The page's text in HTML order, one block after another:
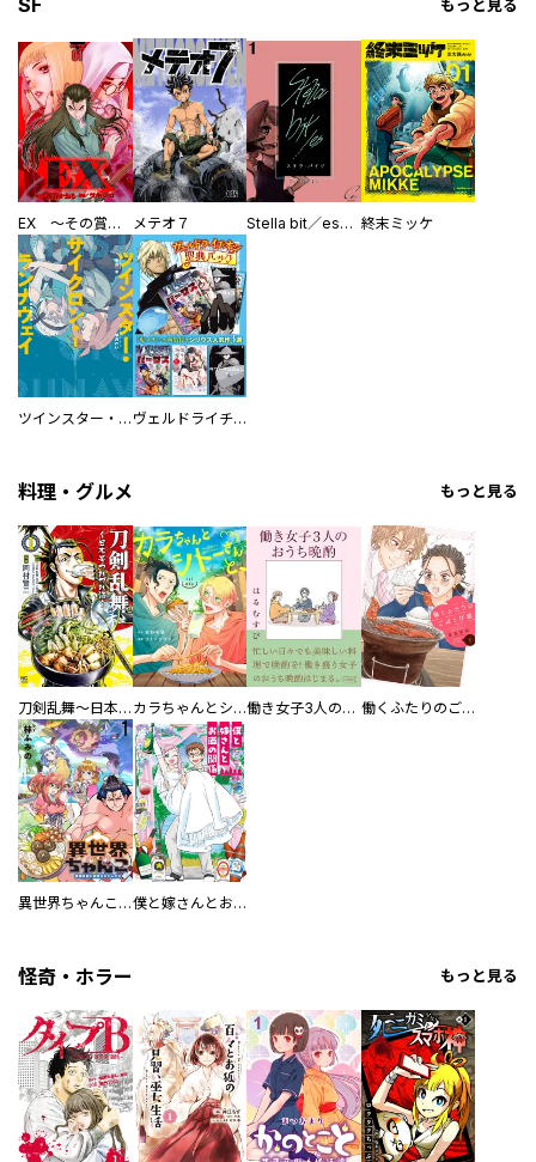
SF もっと見る
EX ～その賞金稼ぎは、世界の出口を探す～【単行本版】 メテオ７ Stella bit／es【単話版】 終末ミッケ
ツインスター・サイクロン・ランナウェイ ヴェルドライチオシ聖典パック 『転スラ』ミニ画集付き シリウス人気作３選
料理・グルメ もっと見る
刀剣乱舞～日本号つれづれ酒～ カラちゃんとシトーさんと、 【分冊版】 働き女子3人のおうち晩酌 働くふたりのごほうび飯
異世界ちゃんこ～横綱目前に召喚されたんだが～ 【連載版】 僕と嫁さんとお酒の関係
怪奇・ホラー もっと見る